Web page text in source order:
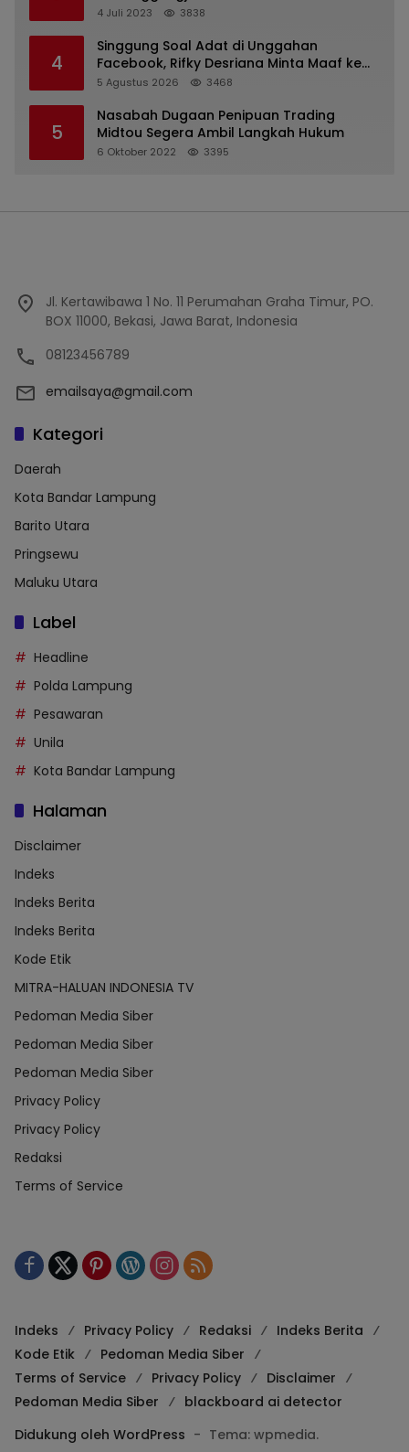
2022
4 Juli 2023 3838
4
Singgung Soal Adat di Unggahan
Facebook, Rifky Desriana Minta Maaf ke
PDA dan Bupati Kubar
5 Agustus 2026 3468
5
Nasabah Dugaan Penipuan Trading
Midtou Segera Ambil Langkah Hukum
6 Oktober 2022 3395
Jl. Kertawibawa 1 No. 11 Perumahan Graha Timur, PO.
BOX 11000, Bekasi, Jawa Barat, Indonesia
08123456789
emailsaya@gmail.com
Kategori
Daerah
Kota Bandar Lampung
Barito Utara
Pringsewu
Maluku Utara
Label
Headline
Polda Lampung
Pesawaran
Unila
Kota Bandar Lampung
Halaman
Disclaimer
Indeks
Indeks Berita
Indeks Berita
Kode Etik
MITRA-HALUAN INDONESIA TV
Pedoman Media Siber
Pedoman Media Siber
Pedoman Media Siber
Privacy Policy
Privacy Policy
Redaksi
Terms of Service
Indeks Privacy Policy Redaksi
Indeks Berita
Kode Etik
Pedoman Media Siber
Terms of Service
Privacy Policy
Disclaimer
Pedoman Media Siber
blackboard ai detector
Didukung oleh WordPress - Tema: wpmedia.